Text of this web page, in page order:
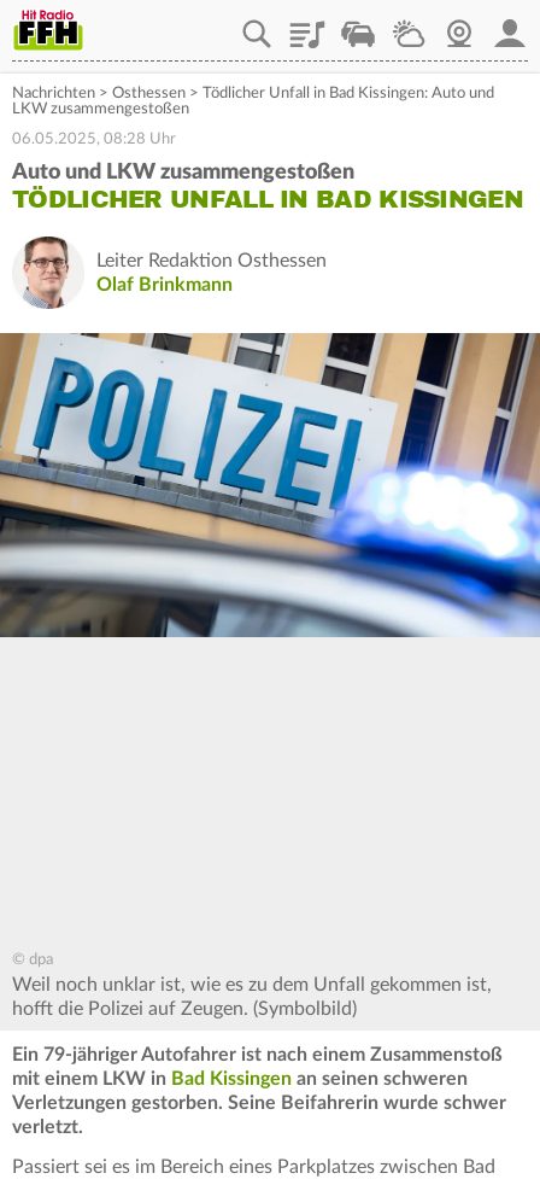
PlaylistStaupilotWetterWebcam
Nachrichten > Osthessen > Tödlicher Unfall in Bad Kissingen: Auto und
LKW zusammengestoßen
06.05.2025, 08:28 Uhr
Auto und LKW zusammengestoßen
TÖDLICHER UNFALL IN BAD KISSINGEN
Leiter Redaktion Osthessen
Olaf Brinkmann
© dpa
Weil noch unklar ist, wie es zu dem Unfall gekommen ist,
hofft die Polizei auf Zeugen. (Symbolbild)
Ein 79-jähriger Autofahrer ist nach einem Zusammenstoß
mit einem LKW in Bad Kissingen an seinen schweren
Verletzungen gestorben. Seine Beifahrerin wurde schwer
verletzt.
Passiert sei es im Bereich eines Parkplatzes zwischen Bad